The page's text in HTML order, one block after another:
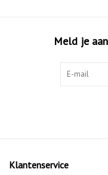
Meld je
Klantenservice